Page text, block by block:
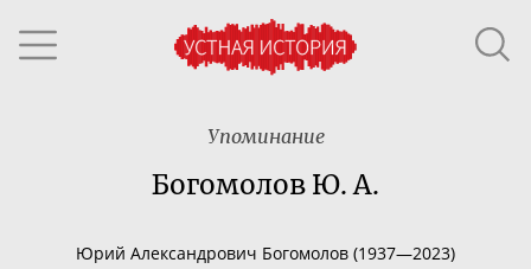
Упоминание
Богомолов Ю. А.
Юрий Александрович Богомолов (1937—2023)